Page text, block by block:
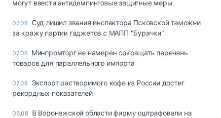
могут ввести антидемпинговые защитные меры
07.08 Суд лишил звания инспектора Псковской таможни
за кражу партии гаджетов с МАПП "Бурачки"
07.08 Минпромторг не намерен сокращать перечень
товаров для параллельного импорта
07.08 Экспорт растворимого кофе из России достиг
рекордных показателей
06.08 В Воронежской области фирму оштрафовали на